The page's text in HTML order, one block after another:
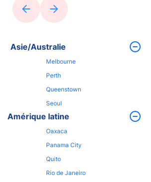
Asie/Australie
Melbourne
Perth
Queenstown
Seoul
Amérique latine
Oaxaca
Panama City
Quito
Rio de Janeiro